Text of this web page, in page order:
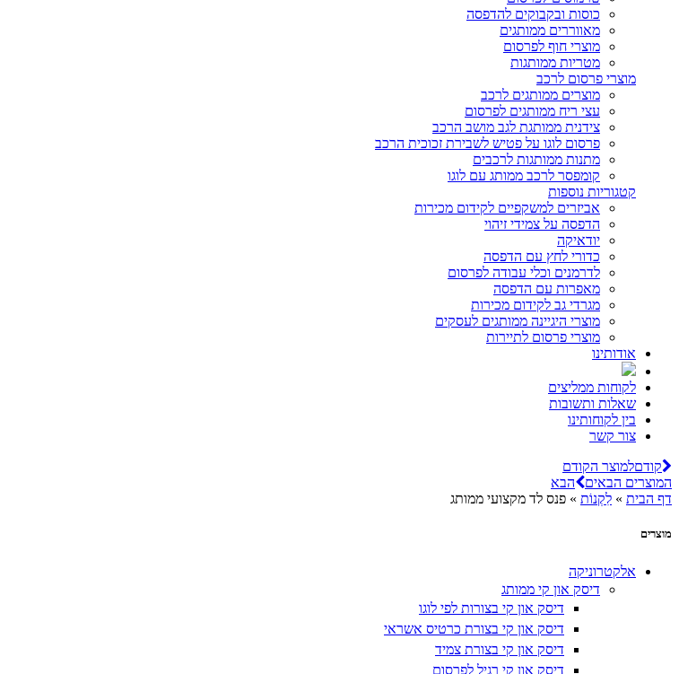
כוסות ובקבוקים להדפסה
מאווררים ממותגים
מוצרי חוף לפרסום
מטריות ממותגות
מוצרי פרסום לרכב
מוצרים ממותגים לרכב
עצי ריח ממותגים לפרסום
צידנית ממותגת לגב מושב הרכב
פרסום לוגו על פטיש לשבירת זכוכית הרכב
מתנות ממותגות לרכבים
קומפסר לרכב ממותג עם לוגו
קטגוריות נוספות
אביזרים למשקפיים לקידום מכירות
הדפסה על צמידי זיהוי
יודאיקה
כדורי לחץ עם הדפסה
לדרמנים וכלי עבודה לפרסום
מאפרות עם הדפסה
מגרדי גב לקידום מכירות
מוצרי היגיינה ממותגים לעסקים
מוצרי פרסום לתיירות
אודותינו
לקוחות ממליצים
שאלות ותשובות
בין לקוחותינו
צור קשר
קודםלמוצר הקודם
המוצרים הבאים
הבא
דף הבית » לִקְנוֹת » פנס לד מקצועי ממותג
מוצרים
אלקטרוניקה
דיסק און קי ממותג
דיסק און קי בצורות לפי לוגו
דיסק און קי בצורת כרטיס אשראי
דיסק און קי בצורת צמיד
דיסק און קי רגיל לפרסום